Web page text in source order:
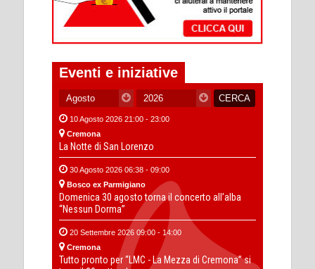
Eventi e iniziative
10 Agosto 2026 21:00 - 23:00
Cremona
La Notte di San Lorenzo
30 Agosto 2026 06:38 - 09:00
Bosco ex Parmigiano
Domenica 30 agosto torna il concerto all’alba
“Nessun Dorma”
20 Settembre 2026 09:00 - 14:00
Cremona
Tutto pronto per “LMC - La Mezza di Cremona” si